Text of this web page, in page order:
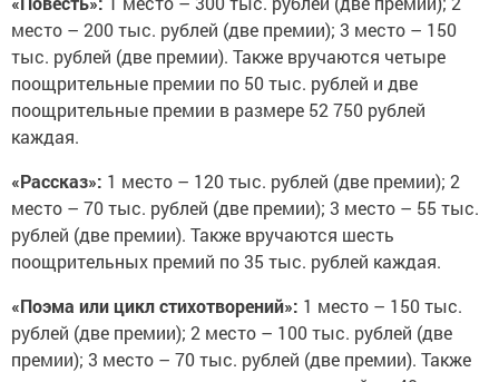
место – 200 тыс. рублей (две премии); 3 место – 150
тыс. рублей (две премии). Также вручаются четыре
поощрительные премии по 50 тыс. рублей и две
поощрительные премии в размере 52 750 рублей
каждая.
«Рассказ»: 1 место – 120 тыс. рублей (две премии); 2
место – 70 тыс. рублей (две премии); 3 место – 55 тыс.
рублей (две премии). Также вручаются шесть
поощрительных премий по 35 тыс. рублей каждая.
«Поэма или цикл стихотворений»: 1 место – 150 тыс.
рублей (две премии); 2 место – 100 тыс. рублей (две
премии); 3 место – 70 тыс. рублей (две премии). Также